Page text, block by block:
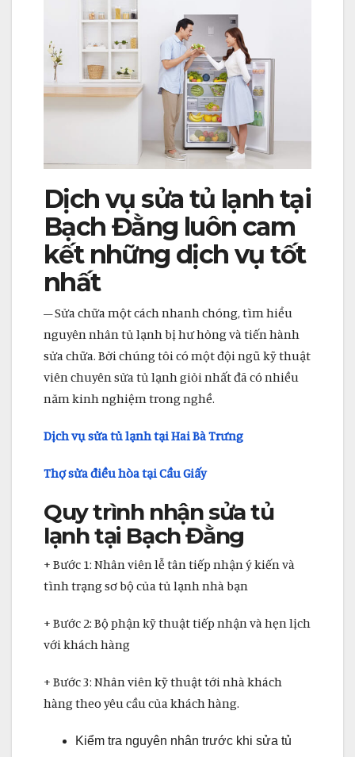
Dịch vụ sửa tủ lạnh tại
Bạch Đằng luôn cam
kết những dịch vụ tốt
nhất
– Sửa chữa một cách nhanh chóng, tìm hiểu
nguyên nhân tủ lạnh bị hư hỏng và tiến hành
sửa chữa. Bởi chúng tôi có một đội ngũ kỹ thuật
viên chuyên sửa tủ lạnh giỏi nhất đã có nhiều
năm kinh nghiệm trong nghề.
Dịch vụ sửa tủ lạnh tại Hai Bà Trưng
Thợ sửa điều hòa tại Cầu Giấy
Quy trình nhận sửa tủ
lạnh tại Bạch Đằng
+ Bước 1: Nhân viên lễ tân tiếp nhận ý kiến và
tình trạng sơ bộ của tủ lạnh nhà bạn
+ Bước 2: Bộ phận kỹ thuật tiếp nhận và hẹn lịch
với khách hàng
+ Bước 3: Nhân viên kỹ thuật tới nhà khách
hàng theo yêu cầu của khách hàng.
Kiểm tra nguyên nhân trước khi sửa tủ